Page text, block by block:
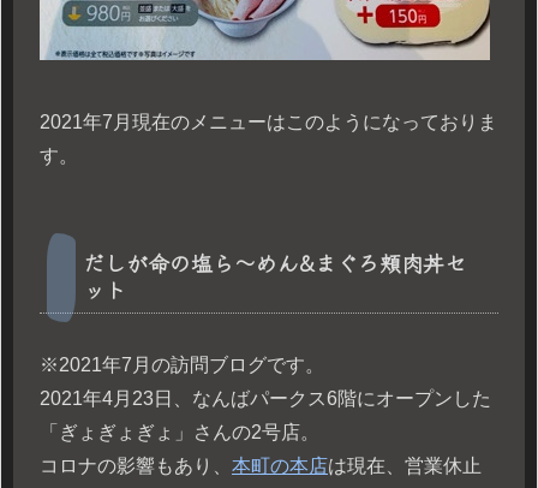
2021年7月現在のメニューはこのようになっておりま
す。
だしが命の塩ら〜めん&まぐろ頬肉丼セ
ット
※2021年7月の訪問ブログです。
2021年4月23日、なんばパークス6階にオープンした
「ぎょぎょぎょ」さんの2号店。
コロナの影響もあり、 本町の本店は現在、営業休止